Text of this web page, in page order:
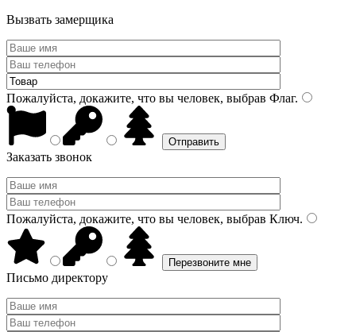
Вызвать замерщика
Пожалуйста, докажите, что вы человек, выбрав Флаг.
Заказать звонок
Пожалуйста, докажите, что вы человек, выбрав Ключ.
Письмо директору